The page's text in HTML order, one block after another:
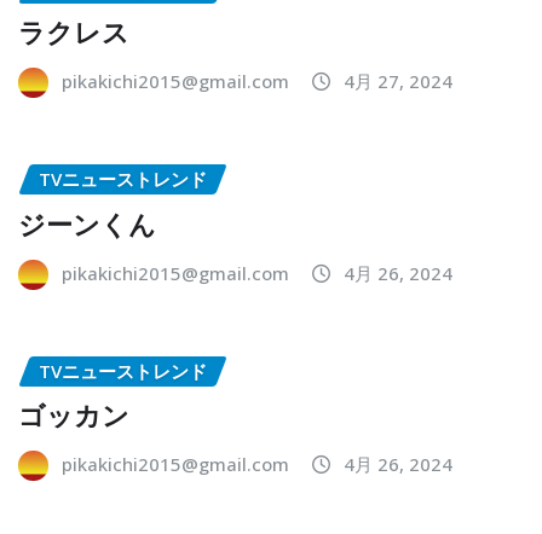
ラクレス
pikakichi2015@gmail.com 4月 27, 2024
TVニューストレンド
ジーンくん
pikakichi2015@gmail.com 4月 26, 2024
TVニューストレンド
ゴッカン
pikakichi2015@gmail.com 4月 26, 2024